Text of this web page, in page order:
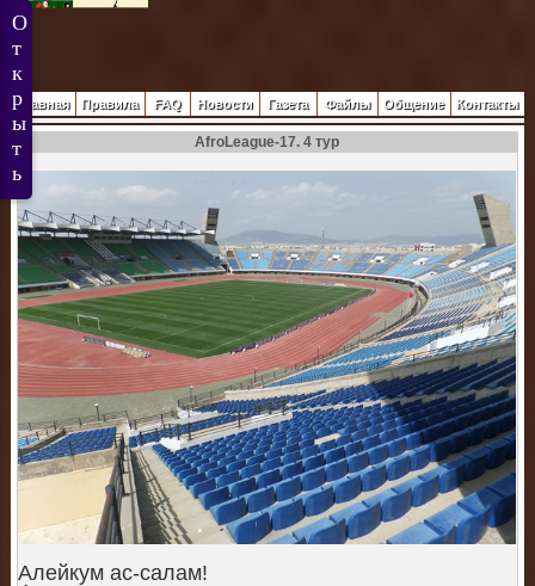
Главная Правила FAQ Новости Газета Файлы Общение Контакты
AfroLeague-17. 4 тур
Алейкум ас-салам!